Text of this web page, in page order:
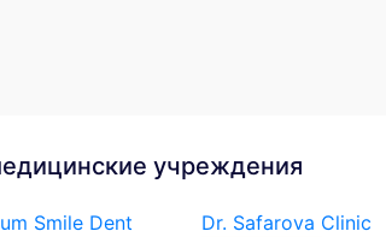
учреждения
Smile Dent Dr. Safarova Clinic